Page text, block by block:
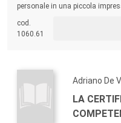
personale in una piccola
cod.
1060.61
Adriano De
LA